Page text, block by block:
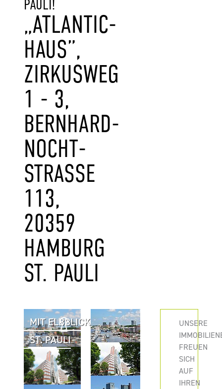
PAULI!
„ATLANTIC-
HAUS”,
ZIRKUSWEG
1 - 3,
BERNHARD-
NOCHT-
STRASSE 1
13, 2
0359 H
AMBURG S
T. PAULI
MIT ELBBLICK
ST. PAULI
UNSERE
FREUEN
SICH
AUF
IHREN